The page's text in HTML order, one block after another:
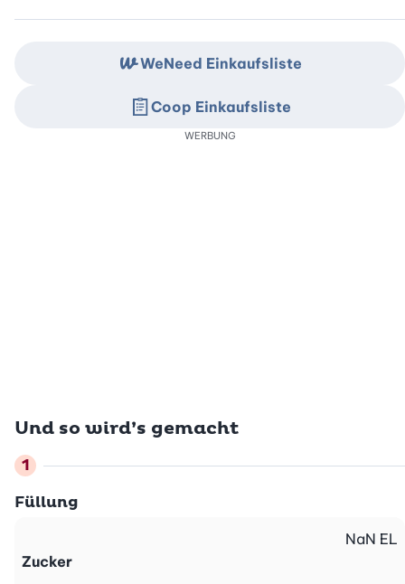
Und so wird’s gemacht
Füllung
Zucker
NaN EL
WeNeed Einkaufsliste
Coop Einkaufsliste
WERBUNG